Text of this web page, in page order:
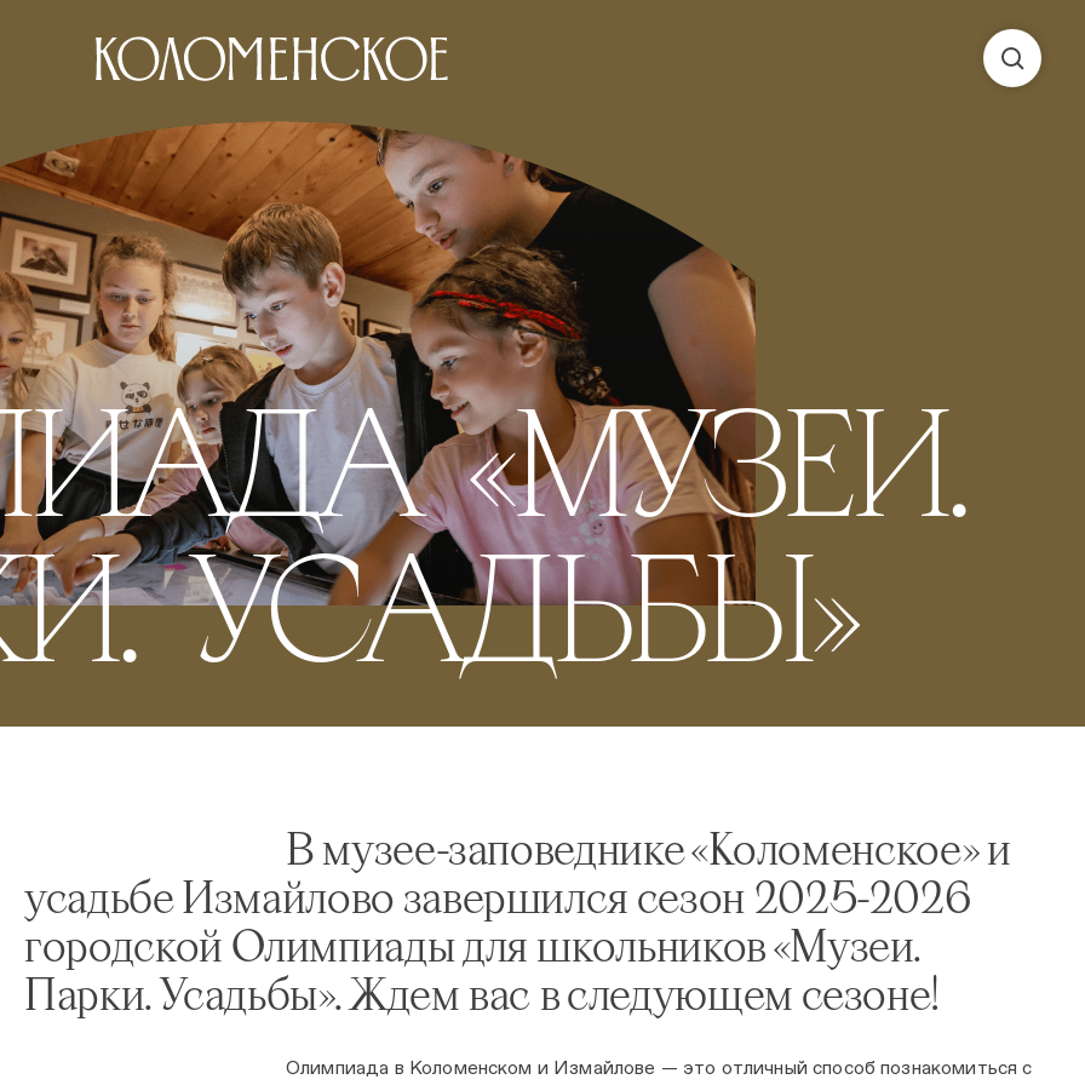
«МУЗЕИ.
УСАДЬБЫ»
В музее-заповеднике «Коломенское» и
усадьбе Измайлово завершился сезон 2025-2026
городской Олимпиады для школьников «Музеи.
Парки. Усадьбы». Ждем вас в следующем сезоне!
Олимпиада в Коломенском и Измайлове — это отличный способ познакомиться с